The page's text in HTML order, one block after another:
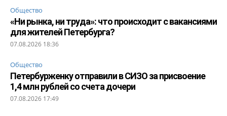
Общество
«Ни рынка, ни труда»: что происходит с вакансиями
для жителей Петербурга?
07.08.2026 18:36
Общество
Петербурженку отправили в СИЗО за присвоение
1,4 млн рублей со счета дочери
07.08.2026 17:49